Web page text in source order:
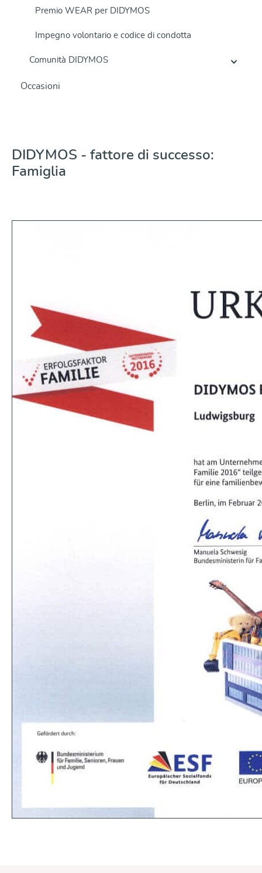
Premio WEAR per DIDYMOS
Impegno volontario e codice di condotta
Comunità DIDYMOS
Occasioni
DIDYMOS - fattore di successo:
Famiglia